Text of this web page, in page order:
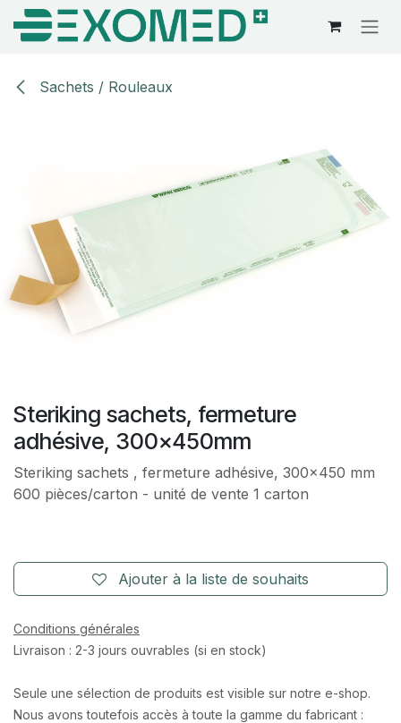
Se rendre au contenu
Sachets / Rouleaux
Steriking sachets, fermeture
adhésive, 300x450mm
Steriking sachets , fermeture adhésive, 300x450 mm
600 pièces/carton - unité de vente 1 carton
Ajouter à la liste de souhaits
Conditions générales
Livraison : 2-3 jours ouvrables (si en stock)
Seule une sélection de produits est visible sur notre e-shop.
Nous avons toutefois accès à toute la gamme du fabricant :